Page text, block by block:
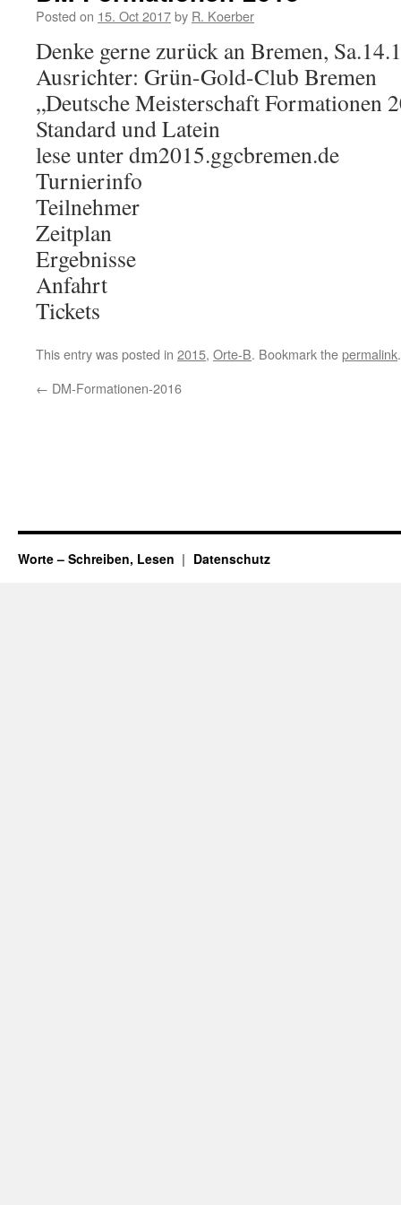
Posted on 15. Oct 2017by R. Koerber
Denke gerne zurück an Bremen,
Ausrichter: Grün-Gold-Club Bremen
„Deutsche Meisterschaft Formationen
Standard und Latein
lese unter dm2015.ggcbremen.de
Turnierinfo
Teilnehmer
Zeitplan
Ergebnisse
Anfahrt
Tickets
This entry was posted in 2015, Orte-B. Bookmark thepermalink.
← DM-Formationen-2016
Worte – Schreiben, Lesen Datenschutz